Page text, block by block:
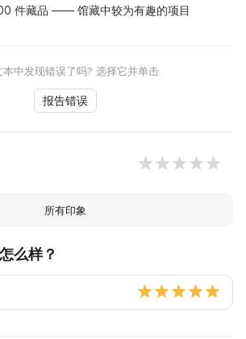
件藏品 —— 馆藏中较为有趣的项目
本中发现错误了吗? 选择它并单击
报告错误
所有印象
么样？